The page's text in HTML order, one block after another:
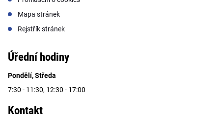
Mapa stránek
Rejstřík stránek
Úřední hodiny
Pondělí, Středa
7:30 - 11:30, 12:30 - 17:00
Kontakt